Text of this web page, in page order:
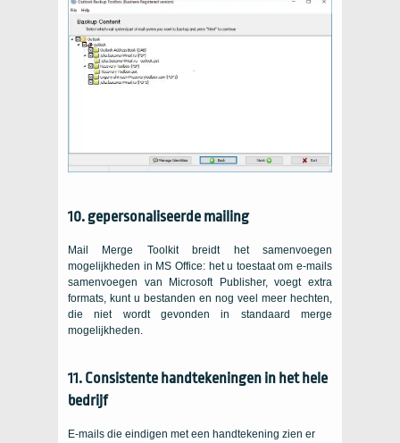
10. gepersonaliseerde mailing
Mail Merge Toolkit breidt het samenvoegen
mogelijkheden in MS Office: het u toestaat om e-mails
samenvoegen van Microsoft Publisher, voegt extra
formats, kunt u bestanden en nog veel meer hechten,
die niet wordt gevonden in standaard merge
mogelijkheden.
11. Consistente handtekeningen in het hele
bedrijf
E-mails die eindigen met een handtekening zien er